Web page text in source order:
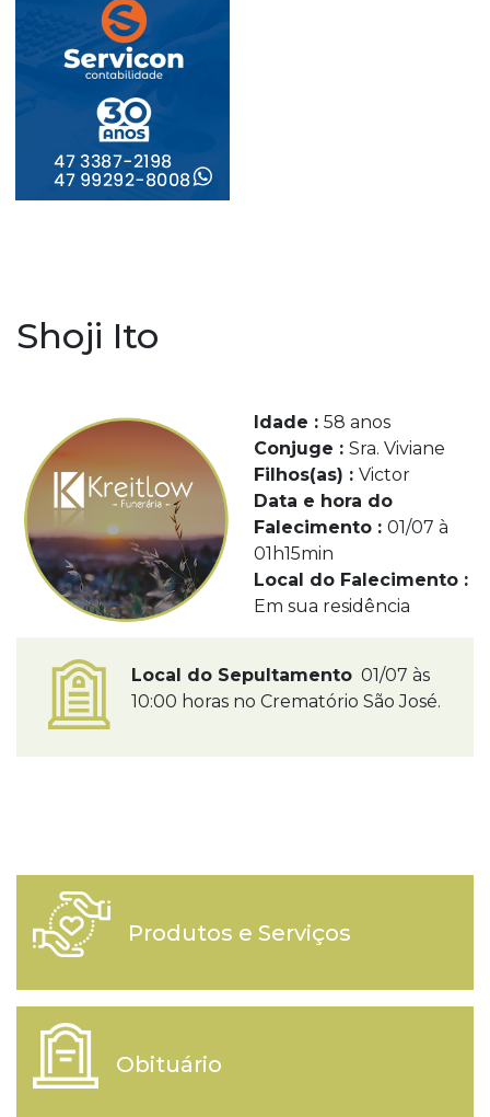
Shoji Ito
Idade : 58 anos
Conjuge : Sra. Viviane
Filhos(as) : Victor
Data e hora do
Falecimento : 01/07 à
01h15min
Local do Falecimento :
Em sua residência
Local do Sepultamento 01/07 às
10:00 horas no Crematório São José.
Produtos e Serviços
Obituário